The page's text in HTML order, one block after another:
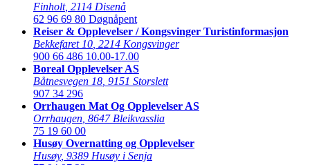
Finholt, 2114 Disenå
62 96 69 80 Døgnåpent
Reiser & Opplevelser / Kongsvinger Turistinformasjon
Bekkefaret 10 2214 Kongsvinger
900 66 486 10.00-17.00
Boreal Opplevelser AS
Båtnesvegen 18 9151 Storslett
907 34 296
Orrhaugen Mat Og Opplevelser AS
Orrhaugen 8647 Bleikvasslia
75 19 60 00
Husøy Overnatting og Opplevelser
Husøy, 9389 Husøy i Senja